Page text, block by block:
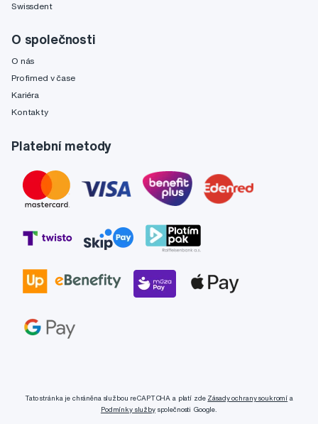
Swissdent
O společnosti
O nás
Profimed v čase
Kariéra
Kontakty
Platební metody
Tato stránka je chráněna službou reCAPTCHA a platí zde Zásady ochrany soukromí a
Podmínky službyspolečnosti Google.